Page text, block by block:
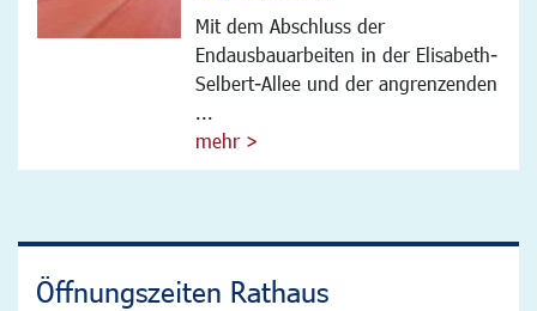
Mit dem Abschluss der
Endausbauarbeiten in der Elisabeth-
Selbert-Allee und der angrenzenden
...
mehr >
Öffnungszeiten Rathaus